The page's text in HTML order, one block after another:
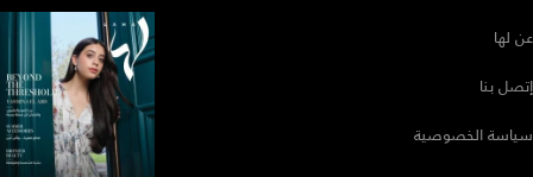
عن لها
إتصل بنا
سياسة الخصوصية